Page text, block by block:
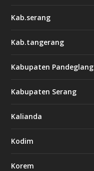
Kab.serang
Kab.tangerang
Kabupaten Pandeglang
Kabupaten Serang
Kalianda
Kodim
Korem